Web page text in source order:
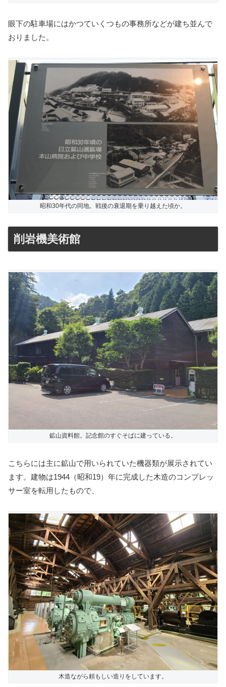
眼下の駐車場にはかつていくつもの事務所などが建ち並んで
おりました。
昭和30年代の同地。戦後の衰退期を乗り越えた頃か。
削岩機美術館
鉱山資料館。記念館のすぐそばに建っている。
こちらには主に鉱山で用いられていた機器類が展示されてい
ます。建物は1944（昭和19）年に完成した木造のコンプレッ
サー室を転用したもので、
木造ながら頼もしい造りをしています。